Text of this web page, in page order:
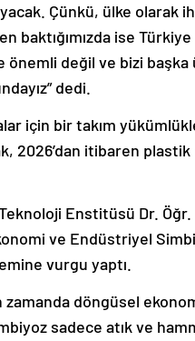
Çünkü, ülke olarak
baktığımızda ise
önemli değil ve bizi
dedi.
için bir takım
2026’dan itibaren
Enstitüsü Dr.
ve Endüstriyel
vurgu yaptı.
zamanda döngüsel
sadece atık ve